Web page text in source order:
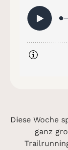
Diese Woche
ganz